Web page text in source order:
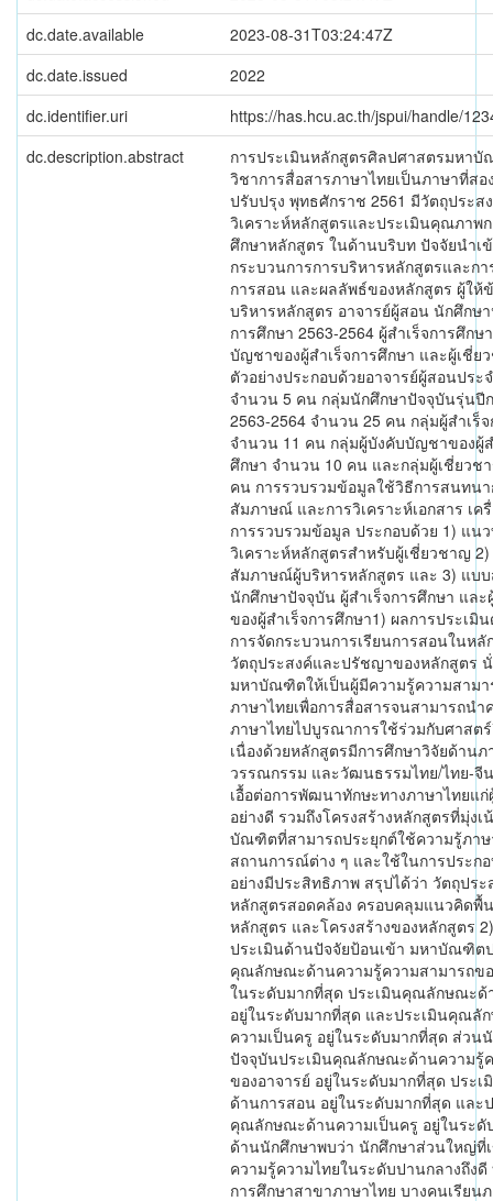
dc.date.available
2023-08-31T03:24:47Z
dc.date.issued
2022
dc.identifier.uri
https://has.hcu.ac.th/jspui/handle/
dc.description.abstract
การประเมินหลักสูตรศิลปศาสตรมหา
วิชาการสื่อสารภาษาไทยเป็นภาษาที่สอ
ปรับปรุง พุทธศักราช 2561 มีวัตถุประส
วิเคราะห์หลักสูตรและประเมินคุณภาพ
ศึกษาหลักสูตร ในด้านบริบท ปัจจัยนำเ
กระบวนการการบริหารหลักสูตรและกา
การสอน และผลลัพธ์ของหลักสูตร ผู้ให้
บริหารหลักสูตร อาจารย์ผู้สอน นักศึกษ
การศึกษา 2563-2564 ผู้สำเร็จการศึกษ
บัญชาของผู้สำเร็จการศึกษา และผู้เชี่ย
ตัวอย่างประกอบด้วยอาจารย์ผู้สอนประ
จำนวน 5 คน กลุ่มนักศึกษาปัจจุบันรุ่นปี
2563-2564 จำนวน 25 คน กลุ่มผู้สำเร็
จำนวน 11 คน กลุ่มผู้บังคับบัญชาของผู้ส
ศึกษา จำนวน 10 คน และกลุ่มผู้เชี่ยวช
คน การรวบรวมข้อมูลใช้วิธีการสนทน
สัมภาษณ์ และการวิเคราะห์เอกสาร เค
การรวบรวมข้อมูล ประกอบด้วย 1) แน
วิเคราะห์หลักสูตรสำหรับผู้เชี่ยวชาญ
สัมภาษณ์ผู้บริหารหลักสูตร และ 3) แบ
นักศึกษาปัจจุบัน ผู้สำเร็จการศึกษา แล
ของผู้สำเร็จการศึกษา1) ผลการประเมิ
การจัดกระบวนการเรียนการสอนในหลั
วัตถุประสงค์และปรัชญาของหลักสูตร
มหาบัณฑิตให้เป็นผู้มีความรู้ความสามา
ภาษาไทยเพื่อการสื่อสารจนสามารถนำ
ภาษาไทยไปบูรณาการใช้ร่วมกับศาสต
เนื่องด้วยหลักสูตรมีการศึกษาวิจัยด้านภ
วรรณกรรม และวัฒนธรรมไทย/ไทย-จี
เอื้อต่อการพัฒนาทักษะทางภาษาไทยแก่
อย่างดี รวมถึงโครงสร้างหลักสูตรที่มุ่ง
บัณฑิตที่สามารถประยุกต์ใช้ความรู้ภาษ
สถานการณ์ต่าง ๆ และใช้ในการประก
อย่างมีประสิทธิภาพ สรุปได้ว่า วัตถุประ
หลักสูตรสอดคล้อง ครอบคลุมแนวคิดพื้
หลักสูตร และโครงสร้างของหลักสูตร
ประเมินด้านปัจจัยป้อนเข้า มหาบัณฑิต
คุณลักษณะด้านความรู้ความสามารถขอ
ในระดับมากที่สุด ประเมินคุณลักษณะด้
อยู่ในระดับมากที่สุด และประเมินคุณลั
ความเป็นครู อยู่ในระดับมากที่สุด ส่วน
ปัจจุบันประเมินคุณลักษณะด้านความรู้
ของอาจารย์ อยู่ในระดับมากที่สุด ประ
ด้านการสอน อยู่ในระดับมากที่สุด และ
คุณลักษณะด้านความเป็นครู อยู่ในระดั
ด้านนักศึกษาพบว่า นักศึกษาส่วนใหญ่ที่
ความรู้ความไทยในระดับปานกลางถึงดี
การศึกษาสาขาภาษาไทย บางคนเรียน